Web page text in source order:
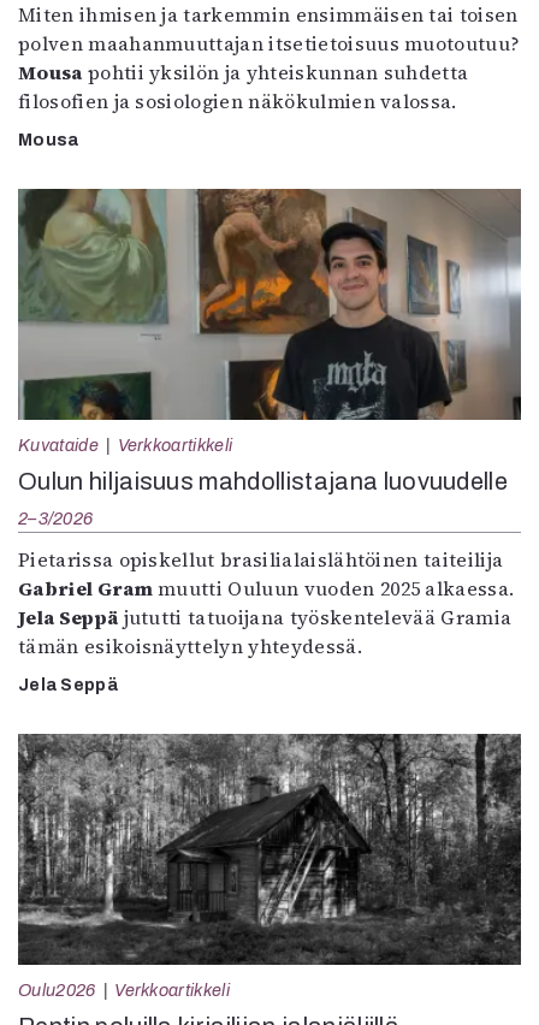
Miten ihmisen ja tarkemmin ensimmäisen tai toisen
polven maahanmuuttajan itsetietoisuus muotoutuu?
Mousa pohtii yksilön ja yhteiskunnan suhdetta
filosofien ja sosiologien näkökulmien valossa.
Mousa
Kuvataide Verkkoartikkeli
Oulun hiljaisuus mahdollistajana luovuudelle
2–3/2026
Pietarissa opiskellut brasilialaislähtöinen taiteilija
Gabriel Grammuutti Ouluun vuoden 2025 alkaessa.
Jela Seppä jututti tatuoijana työskentelevää Gramia
tämän esikoisnäyttelyn yhteydessä.
Jela Seppä
Oulu2026 Verkkoartikkeli